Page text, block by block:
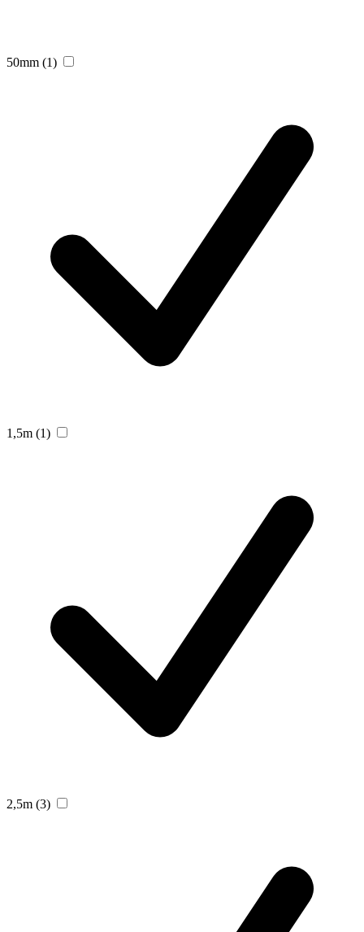
50mm (1)
1,5m (1)
2,5m (3)